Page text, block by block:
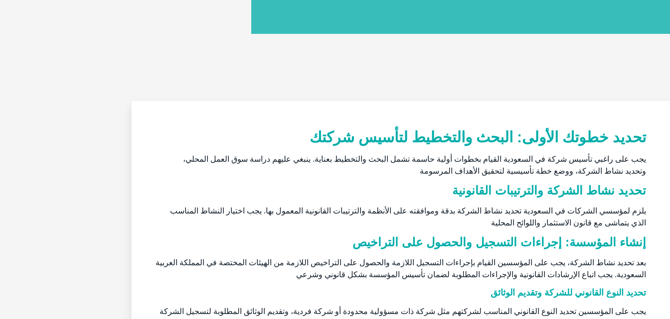
تحديد خطوتك الأولى: البحث والتخطيط لتأسيس شركتك
يجب على راغبي تأسيس شركة في السعودية القيام بخطوات أولية حاسمة تشمل البحث والتخطيط بعناية. ينبغي عليهم دراسة سوق العمل المحلي،
وتحديد نشاط الشركة، ووضع خطة تأسيسية لتحقيق الأهداف المرسومة
تحديد نشاط الشركة والترتيبات القانونية
يلزم لمؤسسي الشركات في السعودية تحديد نشاط الشركة بدقة وموافقته على الأنظمة والترتيبات القانونية المعمول بها. يجب اختيار النشاط المناسب
الذي يتماشى مع قانون الاستثمار واللوائح المحلية
إنشاء المؤسسة: إجراءات التسجيل والحصول على التراخيص
بعد تحديد نشاط الشركة، يجب على المؤسسين القيام بإجراءات التسجيل اللازمة والحصول على التراخيص اللازمة من الهيئات المختصة في المملكة العربية
السعودية. يجب اتباع الإرشادات القانونية والإجراءات المطلوبة لضمان تأسيس المؤسسة بشكل قانوني وشرعي
تحديد النوع القانوني للشركة وتقديم الوثائق
يجب على المؤسسين تحديد النوع القانوني المناسب لشركتهم مثل شركة ذات مسؤولية محدودة أو شركة فردية، وتقديم الوثائق المطلوبة لتسجيل الشركة